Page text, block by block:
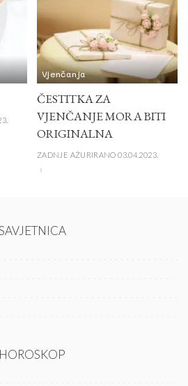
Vjenčanja
ČESTITKA ZA
VJENČANJE MORA BITI
ORIGINALNA
ZADNJE AŽURIRANO 03.04.2023.
HOROSKOP